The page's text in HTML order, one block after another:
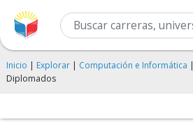
Inicio | Explorar | Computación e Informática |
Diplomados